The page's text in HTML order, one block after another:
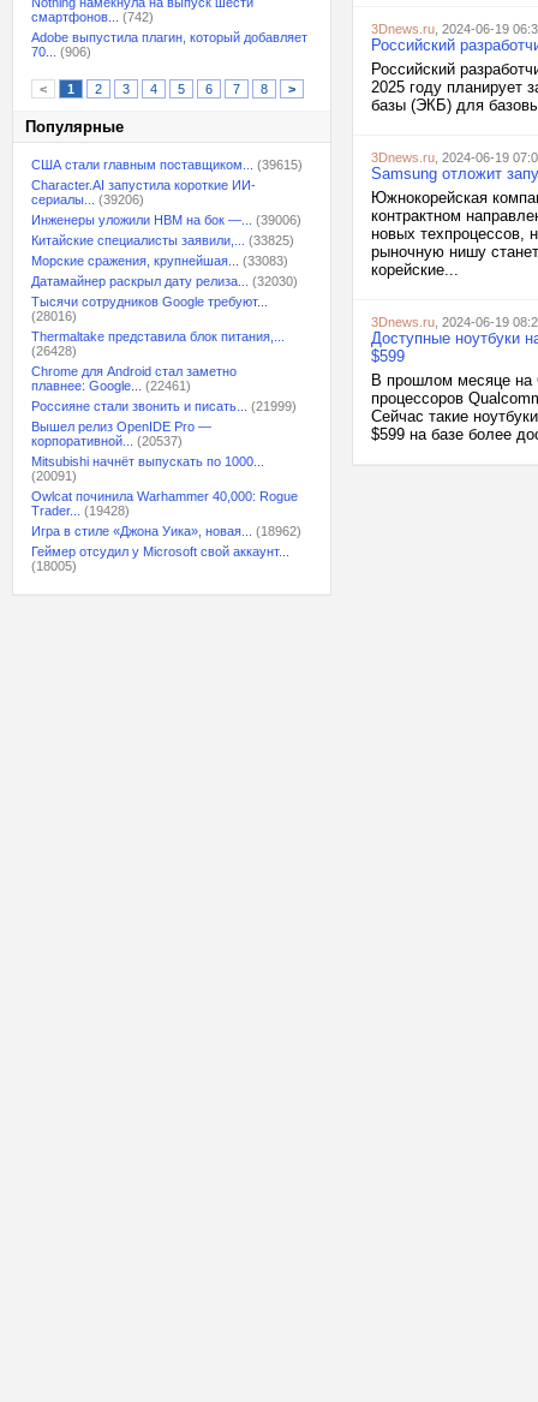
смартфонов...
(742)
Adobe выпустила плагин, который добавляет
70...
(906)
< 1 2 3 4 5 6 7 8 >
Популярные
США стали главным поставщиком...
(39615)
Character.AI запустила короткие ИИ-
сериалы...
(39206)
Инженеры уложили HBM на бок —...
(39006)
Китайские специалисты заявили,...
(33825)
Морские сражения, крупнейшая...
(33083)
Датамайнер раскрыл дату релиза...
(32030)
Тысячи сотрудников Google требуют...
(28016)
Thermaltake представила блок питания,...
(26428)
Chrome для Android стал заметно
плавнее: Google...
(22461)
Россияне стали звонить и писать...
(21999)
Вышел релиз OpenIDE Pro —
корпоративной...
(20537)
Mitsubishi начнёт выпускать по 1000...
(20091)
Owlcat починила Warhammer 40,000: Rogue
Trader...
(19428)
Игра в стиле «Джона Уика», новая...
(18962)
Геймер отсудил у Microsoft свой аккаунт...
(18005)
3Dnews.ru , 2024-06-19
Российский
Российский
2025 году планирует
базы (ЭКБ) для
3Dnews.ru , 2024-06-19
Samsung отложит
Южнокорейская
контрактном
новых техпроцессов,
рыночную нишу
корейские...
3Dnews.ru , 2024-06-19
Доступные ноутбуки
$599
В прошлом месяце на
процессоров
Сейчас такие
$599 на базе более